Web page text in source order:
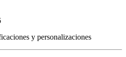
y personalizaciones